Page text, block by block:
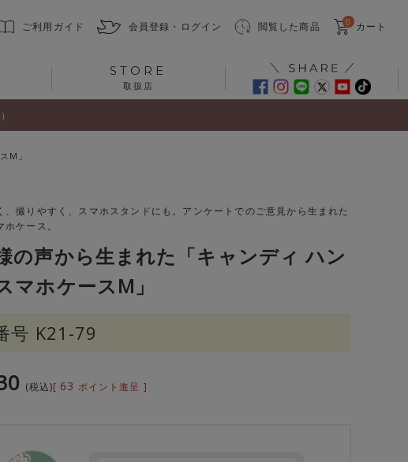
ご利用ガイド 会員登録・ログイン 閲覧した商品 0 カート
STORE
取扱店
M」
、撮りやすく、スマホスタンドにも。アンケートでのご意見から生まれた
ケース。
の声から生まれた「キャンディ ハン
マホケースM」
号 K21-79
税込 [ 63 ポイント進呈 ]